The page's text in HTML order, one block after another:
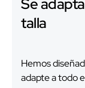
Se
talla
Hemos
adapte a todo